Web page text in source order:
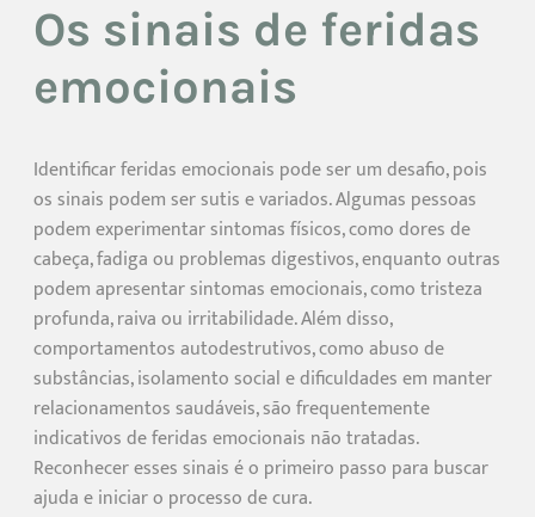
Os sinais de feridas
emocionais
Identificar feridas emocionais pode ser um desafio, pois
os sinais podem ser sutis e variados. Algumas pessoas
podem experimentar sintomas físicos, como dores de
cabeça, fadiga ou problemas digestivos, enquanto outras
podem apresentar sintomas emocionais, como tristeza
profunda, raiva ou irritabilidade. Além disso,
comportamentos autodestrutivos, como abuso de
substâncias, isolamento social e dificuldades em manter
relacionamentos saudáveis, são frequentemente
indicativos de feridas emocionais não tratadas.
Reconhecer esses sinais é o primeiro passo para buscar
ajuda e iniciar o processo de cura.